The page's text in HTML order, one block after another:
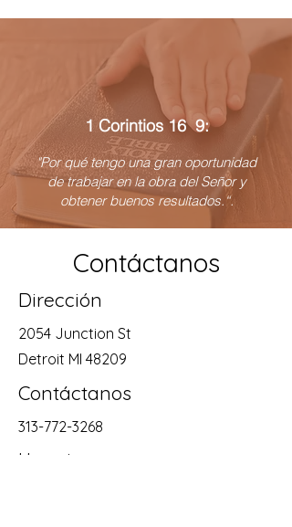
1 Corintios 16 9:
"Por qué tengo una gran oportunidad
de trabajar en la obra del Señor y
obtener buenos resultados.“.
Contáctanos
Dirección
2054 Junction St
Detroit MI 48209
Contáctanos
313-772-3268
Horarios